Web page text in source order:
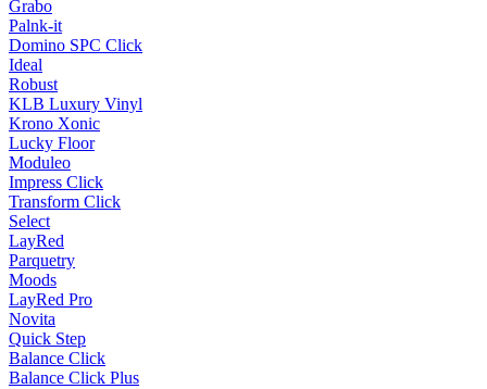
Grabo
Palnk-it
Domino SPC Click
Ideal
Robust
KLB Luxury Vinyl
Krono Xonic
Lucky Floor
Moduleo
Impress Click
Transform Click
Select
LayRed
Parquetry
Moods
LayRed Pro
Novita
Quick Step
Balance Click
Balance Click Plus